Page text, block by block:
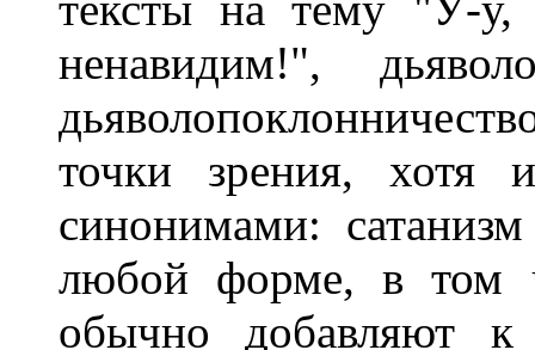
ненавидим!",
точки зрения, хотя
синонимами:
любой форме, в том
обычно добавляют к